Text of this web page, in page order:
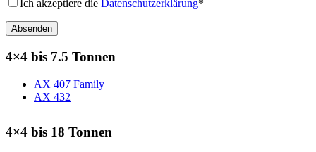
Ich akzeptiere die Datenschutzerklärung*
4×4 bis 7.5 Tonnen
AX 407 Family
AX 432
4×4 bis 18 Tonnen